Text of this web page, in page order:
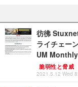
彷彿
ライチェー
UM
脆弱性と脅威
2021.5.12 Wed